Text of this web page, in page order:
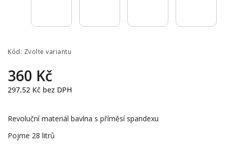
Kód: Zvolte variantu
360 Kč
297,52 Kč bez DPH
Revoluční materiál bavlna s příměsí spandexu
Pojme 28 litrů